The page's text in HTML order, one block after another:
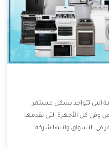
التى تتواجد بشكل مستمر
وفى كل الأجهزة التى تقدمها
فى الأسواق ولأنها شركة